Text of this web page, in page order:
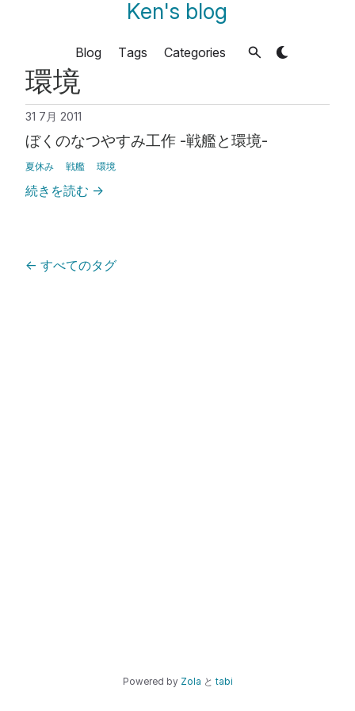
Ken's blog
Blog Tags Categories
環境
31 7月 2011
ぼくのなつやすみ工作 -戦艦と環境-
夏休み 戦艦 環境
続きを読む →
← すべてのタグ
Powered by Zola と tabi